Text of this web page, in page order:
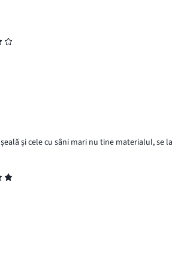
și cele cu sâni mari nu tine materialul, se